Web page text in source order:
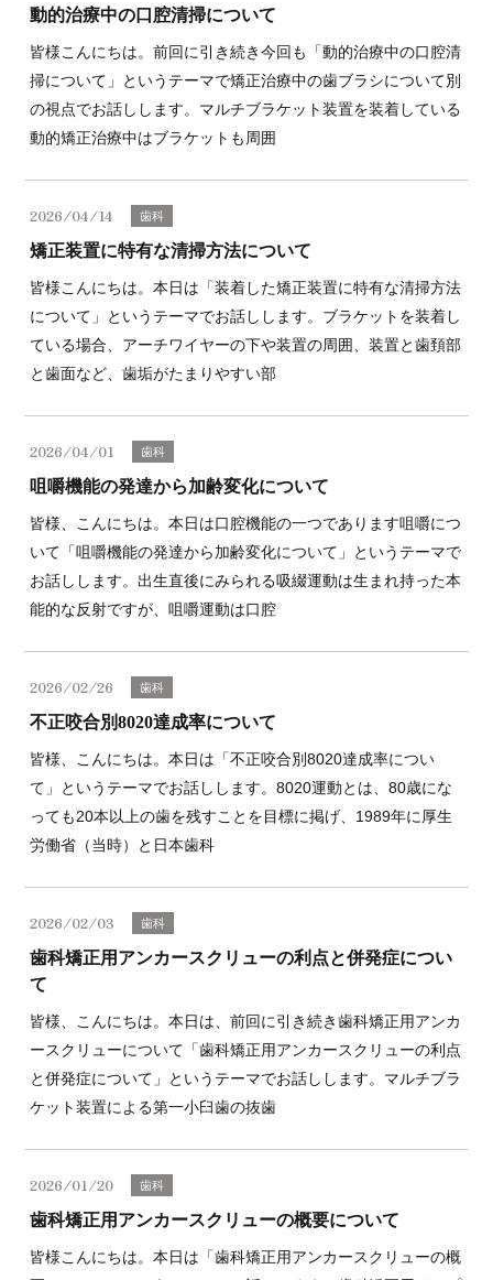
動的治療中の口腔清掃について
皆様こんにちは。前回に引き続き今回も「動的治療中の口腔清
掃について」というテーマで矯正治療中の歯ブラシについて別
の視点でお話しします。マルチブラケット装置を装着している
動的矯正治療中はブラケットも周囲
2026/04/14 歯科
矯正装置に特有な清掃方法について
皆様こんにちは。本日は「装着した矯正装置に特有な清掃方法
について」というテーマでお話しします。ブラケットを装着し
ている場合、アーチワイヤーの下や装置の周囲、装置と歯頚部
と歯面など、歯垢がたまりやすい部
2026/04/01 歯科
咀嚼機能の発達から加齢変化について
皆様、こんにちは。本日は口腔機能の一つであります咀嚼につ
いて「咀嚼機能の発達から加齢変化について」というテーマで
お話しします。出生直後にみられる吸綴運動は生まれ持った本
能的な反射ですが、咀嚼運動は口腔
2026/02/26 歯科
不正咬合別8020達成率について
皆様、こんにちは。本日は「不正咬合別8020達成率につい
て」というテーマでお話しします。8020運動とは、80歳にな
っても20本以上の歯を残すことを目標に掲げ、1989年に厚生
労働省（当時）と日本歯科
2026/02/03 歯科
歯科矯正用アンカースクリューの利点と併発症につい
て
皆様、こんにちは。本日は、前回に引き続き歯科矯正用アンカ
ースクリューについて「歯科矯正用アンカースクリューの利点
と併発症について」というテーマでお話しします。マルチブラ
ケット装置による第一小臼歯の抜歯
2026/01/20 歯科
歯科矯正用アンカースクリューの概要について
皆様こんにちは。本日は「歯科矯正用アンカースクリューの概